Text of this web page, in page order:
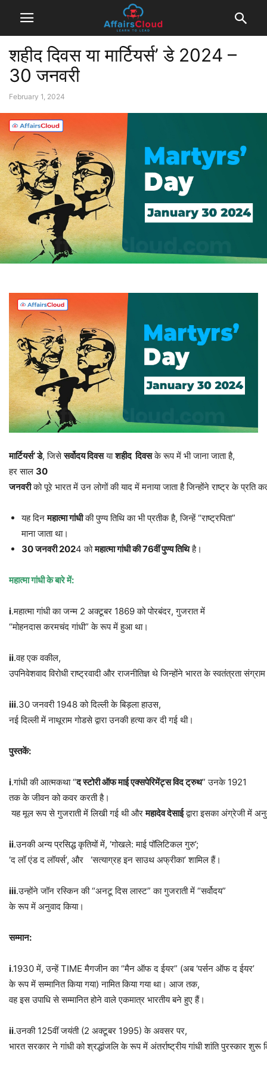
शहीद दिवस या मार्टियर्स’ डे 2024 –
30 जनवरी
February 1, 2024
मार्टियर्स’डे, जिसेसर्वोदयदिवसयाशहीद दिवसके रूप में भी जाना जाता है,
हर साल 30
जनवरीको पूरे भारत में उन लोगों की याद में मनाया जाता है जिन्होंने राष्ट्र के प्रति
यह दिनमहात्मागांधीकी पुण्य तिथि का भी प्रतीक है, जिन्हें “राष्ट्रपिता”
माना जाता था।
30जनवरी2024 कोमहात्मागांधीकी76वींपुण्यतिथिहै।
महात्मागांधीकेबारेमें:
i.महात्मा गांधी का जन्म 2 अक्टूबर 1869 को पोरबंदर, गुजरात में
“मोहनदास करमचंद गांधी” के रूप में हुआ था।
ii.वह एक वकील,
उपनिवेशवाद विरोधी राष्ट्रवादी और राजनीतिज्ञ थे जिन्होंने भारत के स्वतंत्रता
iii.30 जनवरी 1948 को दिल्ली के बिड़ला हाउस,
नई दिल्ली में नाथूराम गोडसे द्वारा उनकी हत्या कर दी गई थी।
पुस्तकें:
i.गांधी की आत्मकथा “दस्टोरीऑफमाईएक्सपेरिमेंट्सविदट्रुथ” उनके 1921
तक के जीवन को कवर करती है।
यह मूल रूप से गुजराती में लिखी गई थी औरमहादेवदेसाईद्वारा इसका अंग्रेजी में
ii.उनकी अन्य प्रसिद्ध कृतियों में, ‘गोखले: माई पॉलिटिकल गुरु’;
‘द लॉ एंड द लॉयर्स’, और ‘सत्याग्रह इन साउथ अफ्रीका’ शामिल हैं।
iii.उन्होंने जॉन रस्किन की “अनटू दिस लास्ट” का गुजराती में “सर्वोदय”
के रूप में अनुवाद किया।
सम्मान:
i.1930 में, उन्हें TIME मैगजीन का “मैन ऑफ द ईयर” (अब ‘पर्सन ऑफ द ईयर’
के रूप में सम्मानित किया गया) नामित किया गया था। आज तक,
वह इस उपाधि से सम्मानित होने वाले एकमात्र भारतीय बने हुए हैं।
ii.उनकी 125वीं जयंती (2 अक्टूबर 1995) के अवसर पर,
भारत सरकार ने गांधी को श्रद्धांजलि के रूप में अंतर्राष्ट्रीय गांधी शांति पुरस्कार शुरू